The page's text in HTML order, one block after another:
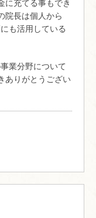
に充てる事もでき
院長は個人から
も活用している
業分野について
ありがとうござい